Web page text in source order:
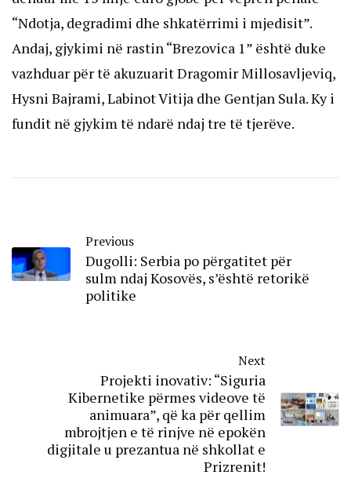
“Ndotja, degradimi dhe shkatërrimi i mjedisit”.
Andaj, gjykimi në rastin “Brezovica 1” është duke
vazhduar për të akuzuarit Dragomir Millosavljeviq,
Hysni Bajrami, Labinot Vitija dhe Gentjan Sula. Ky i
fundit në gjykim të ndarë ndaj tre të tjerëve.
Previous
Dugolli: Serbia po përgatitet për
sulm ndaj Kosovës, s’është retorikë
politike
Next
Projekti inovativ: “Siguria
Kibernetike përmes videove të
animuara”, që ka për qellim
mbrojtjen e të rinjve në epokën
digjitale u prezantua në shkollat e
Prizrenit!